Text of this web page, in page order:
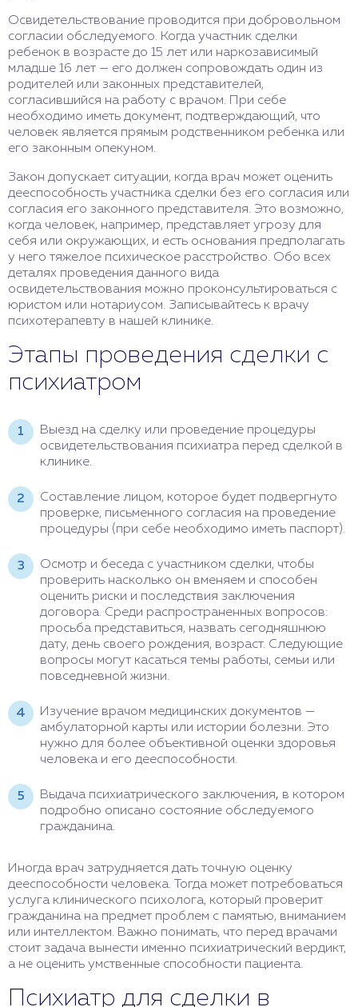
Освидетельствование проводится при добровольном
согласии обследуемого. Когда участник сделки
ребенок в возрасте до 15 лет или наркозависимый
младше 16 лет — его должен сопровождать один из
родителей или законных представителей,
согласившийся на работу с врачом. При себе
необходимо иметь документ, подтверждающий, что
человек является прямым родственником ребенка или
его законным опекуном.
Закон допускает ситуации, когда врач может оценить
дееспособность участника сделки без его согласия или
согласия его законного представителя. Это возможно,
когда человек, например, представляет угрозу для
себя или окружающих, и есть основания предполагать
у него тяжелое психическое расстройство. Обо всех
деталях проведения данного вида
освидетельствования можно проконсультироваться с
юристом или нотариусом. Записывайтесь к врачу
психотерапевту в нашей клинике.
Этапы проведения сделки с
психиатром
Выезд на сделку или проведение процедуры
освидетельствования психиатра перед сделкой в
клинике.
Составление лицом, которое будет подвергнуто
проверке, письменного согласия на проведение
процедуры (при себе необходимо иметь паспорт).
Осмотр и беседа с участником сделки, чтобы
проверить насколько он вменяем и способен
оценить риски и последствия заключения
договора. Среди распространенных вопросов:
просьба представиться, назвать сегодняшнюю
дату, день своего рождения, возраст. Следующие
вопросы могут касаться темы работы, семьи или
повседневной жизни.
Изучение врачом медицинских документов —
амбулаторной карты или истории болезни. Это
нужно для более объективной оценки здоровья
человека и его дееспособности.
Выдача психиатрического заключения, в котором
подробно описано состояние обследуемого
гражданина.
Иногда врач затрудняется дать точную оценку
дееспособности человека. Тогда может потребоваться
услуга клинического психолога, который проверит
гражданина на предмет проблем с памятью, вниманием
или интеллектом. Важно понимать, что перед врачами
стоит задача вынести именно психиатрический вердикт,
а не оценить умственные способности пациента.
Психиатр для сделки в